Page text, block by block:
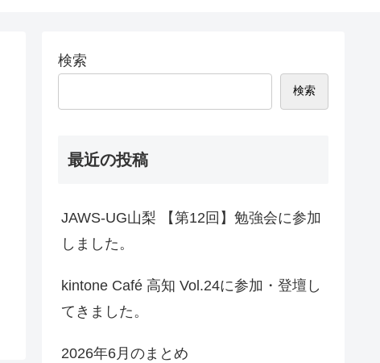
検索
検索
最近の投稿
JAWS-UG山梨 【第12回】勉強会に参加
しました。
kintone Café 高知 Vol.24に参加・登壇し
てきました。
2026年6月のまとめ